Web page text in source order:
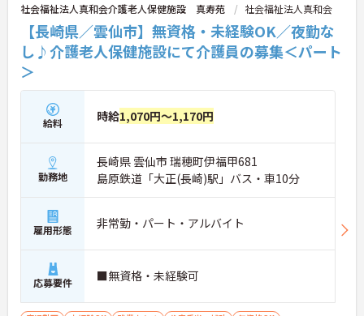
社会福祉法人真和会介護老人保健施設 真寿苑 社会福祉法人真和会
【長崎県／雲仙市】無資格・未経験OK／夜勤な
し♪介護老人保健施設にて介護員の募集＜パート
＞
給料 時給1,070円～1,170円
勤務地
長崎県 雲仙市 瑞穂町伊福甲681
島原鉄道「大正(長崎)駅」バス・車10分
雇用形態 非常勤・パート・アルバイト
応募要件 ■無資格・未経験可